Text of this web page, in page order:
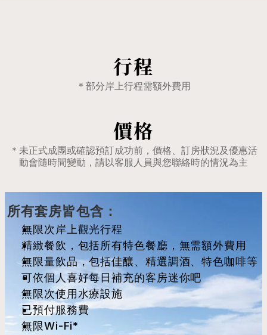
行程
＊部分岸上行程需額外費用
價格
＊未正式成團或確認預訂成功前，價格、訂房狀況及優惠活
動會隨時間變動，請以客服人員與您聯絡時的情況為主
所有套房皆包含：
無限次岸上觀光行程
精緻餐飲，包括所有特色餐廳，無需額外費用
無限量飲品，包括佳釀、精選調酒、特色咖啡等
可依個人喜好每日補充的客房迷你吧
無限次使用水療設施
已預付服務費
無限Wi-Fi*